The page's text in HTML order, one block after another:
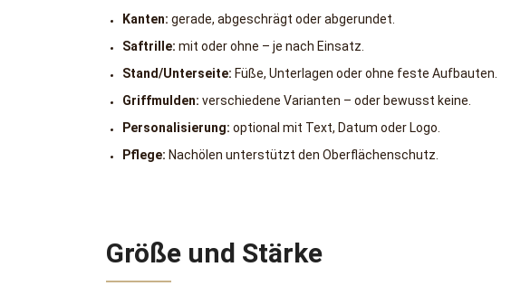
Kanten: gerade, abgeschrägt oder abgerundet.
Saftrille: mit oder ohne – je nach Einsatz.
Stand/Unterseite: Füße, Unterlagen oder ohne feste Aufbauten.
Griffmulden: verschiedene Varianten – oder bewusst keine.
Personalisierung: optional mit Text, Datum oder Logo.
Pflege: Nachölen unterstützt den Oberflächenschutz.
Größe und Stärke